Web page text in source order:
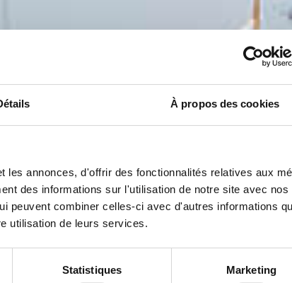
À propos des cookies
les annonces, d'offrir des fonctionnalités relatives aux
des informations sur l'utilisation de notre site avec nos
peuvent combiner celles-ci avec d'autres informations
utilisation de leurs services.
Statistiques Marketing